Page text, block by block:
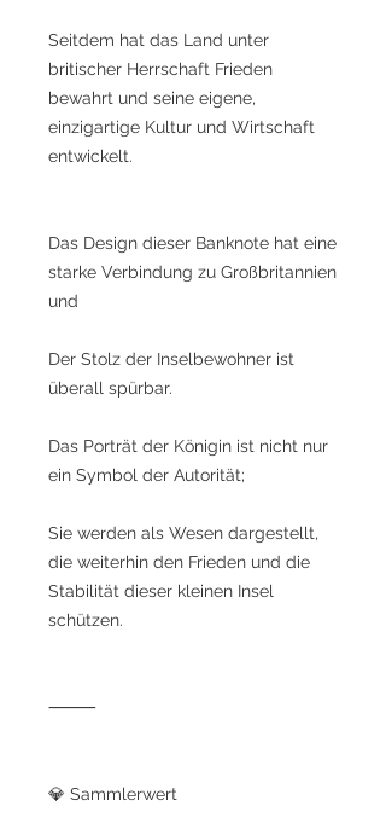
Seitdem hat das Land unter
britischer Herrschaft Frieden
bewahrt und seine eigene,
einzigartige Kultur und Wirtschaft
entwickelt.
Das Design dieser Banknote hat eine
starke Verbindung zu Großbritannien
und
Der Stolz der Inselbewohner ist
überall spürbar.
Das Porträt der Königin ist nicht nur
ein Symbol der Autorität;
Sie werden als Wesen dargestellt,
die weiterhin den Frieden und die
Stabilität dieser kleinen Insel
schützen.
⸻
💎 Sammlerwert